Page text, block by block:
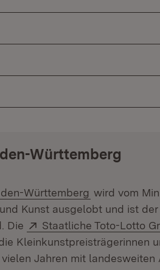
Württemberg
Württemberg (Öffnet in
wird vom
Kunst ausgelobt und ist
Die
Extern:
Staatliche Toto-Lotto
Fenster)
Kleinkunstpreisträgerinnen
Jahren mit